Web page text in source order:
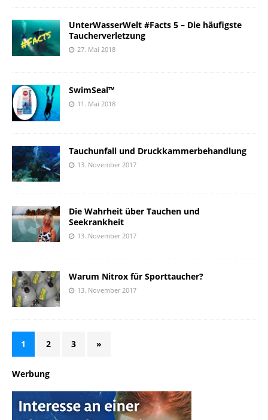
UnterWasserWelt #Facts 5 – Die häufigste
Taucherverletzung
27. Mai 2018
SwimSeal™
11. Mai 2018
Tauchunfall und Druckkammerbehandlung
13. November 2017
Die Wahrheit über Tauchen und
Seekrankheit
13. November 2017
Warum Nitrox für Sporttaucher?
13. November 2017
1 2 3 »
Werbung